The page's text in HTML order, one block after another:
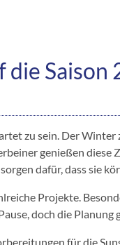
Saison
zu sein. Der
genießen
dafür, dass sie
Projekte.
doch die
für die